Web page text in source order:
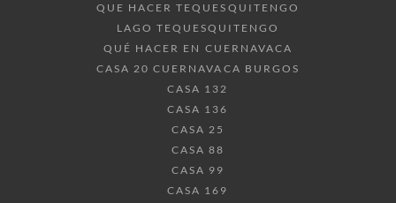
QUE HACER TEQUESQUITENGO
LAGO TEQUESQUITENGO
QUÉ HACER EN CUERNAVACA
CASA 20 CUERNAVACA BURGOS
CASA 132
CASA 136
CASA 25
CASA 88
CASA 99
CASA 169